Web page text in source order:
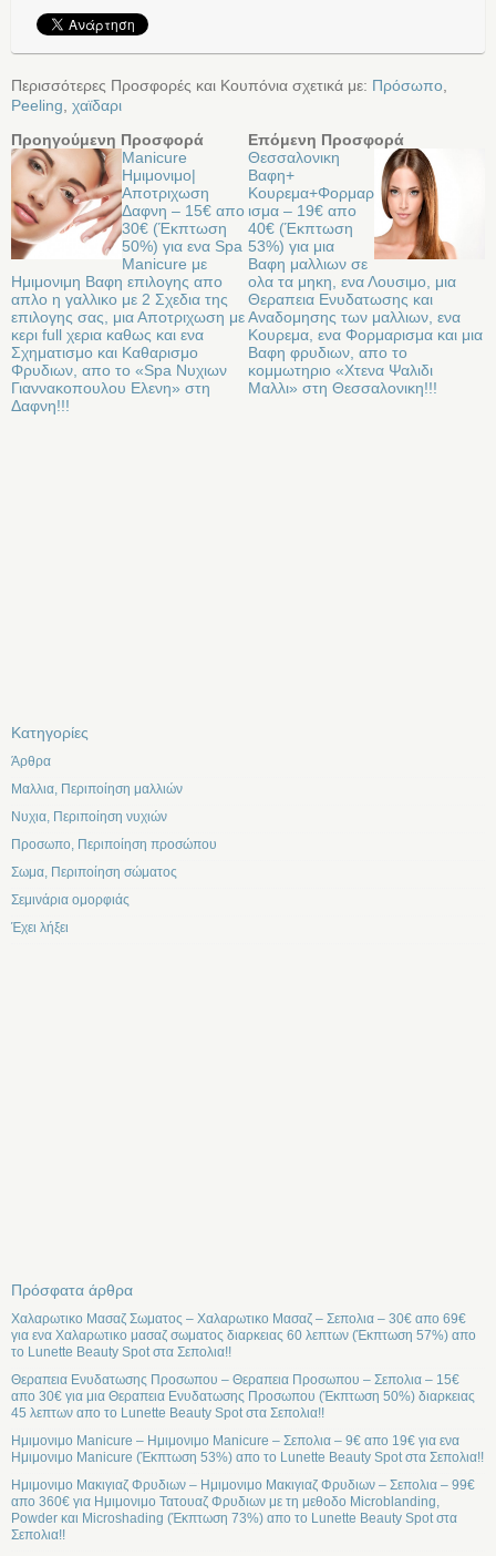
Περισσότερες Προσφορές και Κουπόνια σχετικά με: Πρόσωπο
Peeling χαϊδαρι
Προηγούμενη Προσφορά
Manicure
Ημιμονιμο|
Αποτριχωση
Δαφνη – 15€ απο
30€ (Έκπτωση
50%) για ενα Spa
Manicure με
Ημιμονιμη Βαφη επιλογης απο
απλο η γαλλικο με 2 Σχεδια της
επιλογης σας, μια Αποτριχωση με
κερι full χερια καθως και ενα
Σχηματισμο και Καθαρισμο
Φρυδιων, απο το «Spa Νυχιων
Γιαννακοπουλου Ελενη» στη
Δαφνη!!!
Επόμενη Προσφορά
Θεσσαλονικη
Βαφη+
Κουρεμα+Φορμαρ
ισμα – 19€ απο
40€ (Έκπτωση
53%) για μια
Βαφη μαλλιων σε
ολα τα μηκη, ενα Λουσιμο, μια
Θεραπεια Ενυδατωσης και
Αναδομησης των μαλλιων, ενα
Κουρεμα, ενα Φορμαρισμα και μια
Βαφη φρυδιων, απο το
κομμωτηριο «Χτενα Ψαλιδι
Μαλλι» στη Θεσσαλονικη!!!
Kατηγορίες
Άρθρα
Μαλλια, Περιποίηση μαλλιών
Νυχια, Περιποίηση νυχιών
Προσωπο, Περιποίηση προσώπου
Σωμα, Περιποίηση σώματος
Σεμινάρια ομορφιάς
Έχει λήξει
Πρόσφατα άρθρα
Χαλαρωτικο Μασαζ Σωματος – Χαλαρωτικο Μασαζ – Σεπολια – 30€ απο 69€
για ενα Χαλαρωτικο μασαζ σωματος διαρκειας 60 λεπτων (Έκπτωση 57%) απο
το Lunette Beauty Spot στα Σεπολια!!
Θεραπεια Ενυδατωσης Προσωπου – Θεραπεια Προσωπου – Σεπολια – 15€
απο 30€ για μια Θεραπεια Ενυδατωσης Προσωπου (Έκπτωση 50%) διαρκειας
45 λεπτων απο το Lunette Beauty Spot στα Σεπολια!!
Ημιμονιμο Manicure – Ημιμονιμο Manicure – Σεπολια – 9€ απο 19€ για ενα
Ημιμονιμο Manicure (Έκπτωση 53%) απο το Lunette Beauty Spot στα Σεπολια!!
Ημιμονιμο Μακιγιαζ Φρυδιων – Ημιμονιμο Μακιγιαζ Φρυδιων – Σεπολια – 99€
απο 360€ για Ημιμονιμο Τατουαζ Φρυδιων με τη μεθοδο Microblanding,
Powder και Microshading (Έκπτωση 73%) απο το Lunette Beauty Spot στα
Σεπολια!!